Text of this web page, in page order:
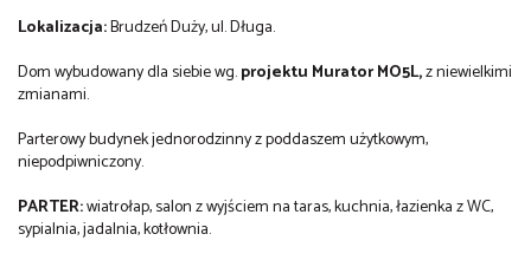
Lokalizacja:Brudzeń Duży, ul. Długa.
Dom wybudowany dla siebie wg.projektu Murator MO5L,z niewielkimi
zmianami.
Parterowy budynek jednorodzinny z poddaszem użytkowym,
niepodpiwniczony.
PARTER:wiatrołap, salon z wyjściem na taras, kuchnia, łazienka z WC,
sypialnia, jadalnia, kotłownia.